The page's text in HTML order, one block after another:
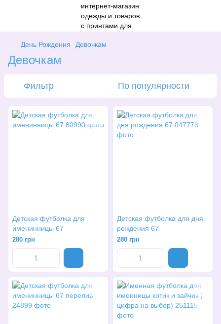
День Рождения Девочкам
Девочкам
Фильтр По популярности
Детская футболка для
именинницы 67
280 грн
Детская футболка для дня
рождения 67
280 грн